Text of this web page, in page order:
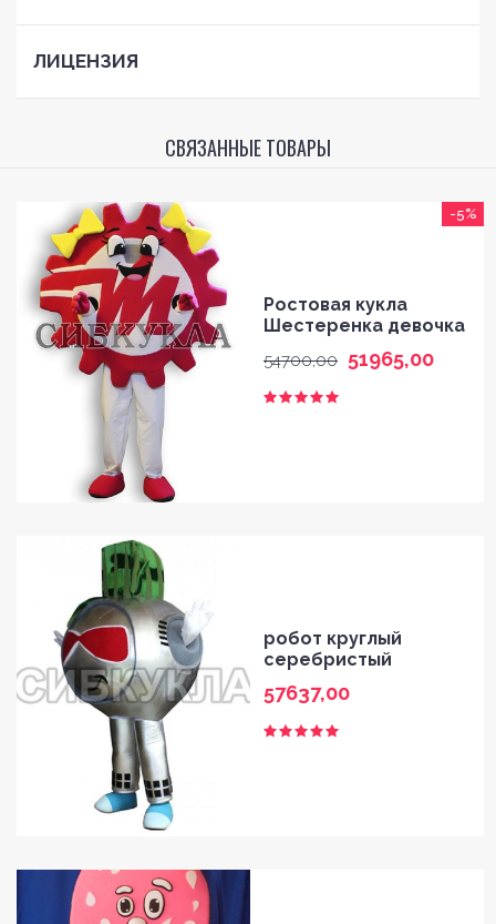
ЛИЦЕНЗИЯ
СВЯЗАННЫЕ ТОВАРЫ
-5%
Ростовая кукла
Шестеренка девочка
54700,00 51965,00
робот круглый
серебристый
57637,00